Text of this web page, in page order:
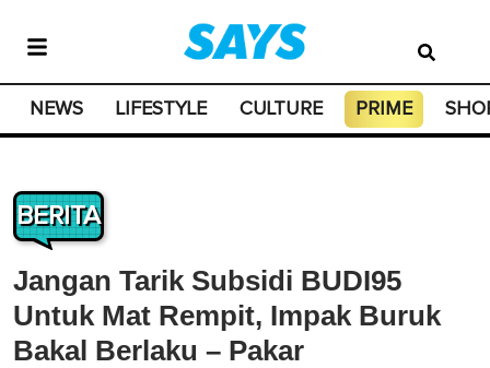
NEWS LIFESTYLE CULTURE PRIME
BERITA
Jangan Tarik Subsidi BUDI95
Untuk Mat Rempit, Impak Buruk
Bakal Berlaku – Pakar